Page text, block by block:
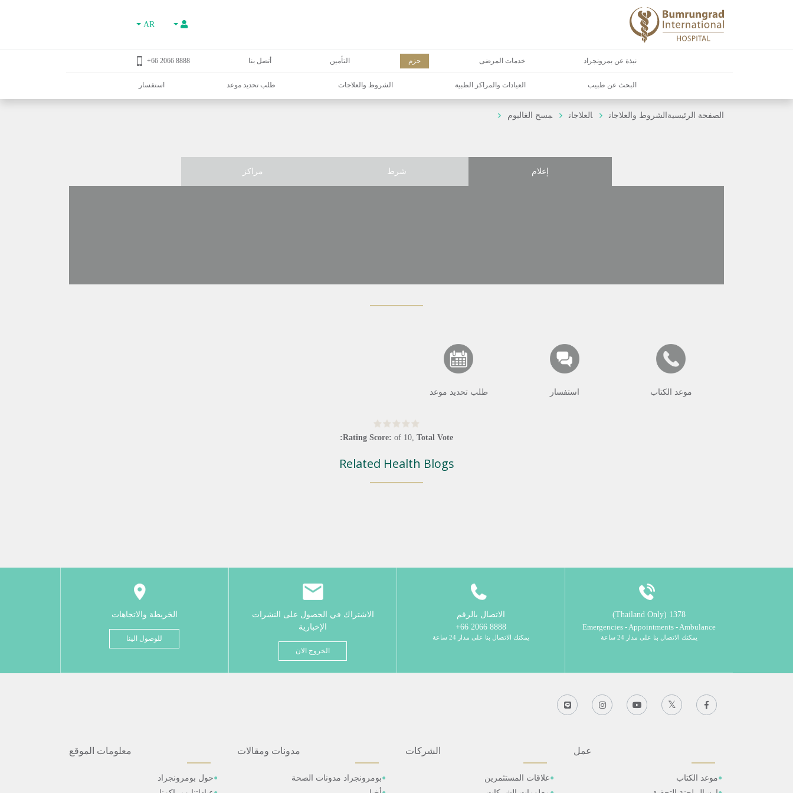
AR
نبذة عن بمرونجراد خدمات المرضى حزم التأمين أتصل بنا 8888 2066 66+
البحث عن طبيب العيادات والمراكز الطبية الشروط والعلاجات طلب تحديد موعد استفسار
الصفحة الرئيسية الشروط والعلاجات العلاجات مسح الغاليوم
إعلام شرط مراكز
موعد الكتاب استفسار طلب تحديد موعد
Rating Score: of 10 Total Vote:
Related Health Blogs
1378 (Thailand Only)
Emergencies - Appointments - Ambulance
يمكنك الاتصال بنا على مدار 24 ساعة
الاتصال بالرقم
8888 2066 66+
يمكنك الاتصال بنا على مدار 24 ساعة
الاشتراك في الحصول على النشرات
الإخبارية
الخروج الان
الخريطة والاتجاهات
للوصول الينا
عمل
موعد الكتاب
الشركات
علاقات المستثمرين
مدونات ومقالات
بومرونجراد مدونات الصحة
معلومات الموقع
حول بومرونجراد